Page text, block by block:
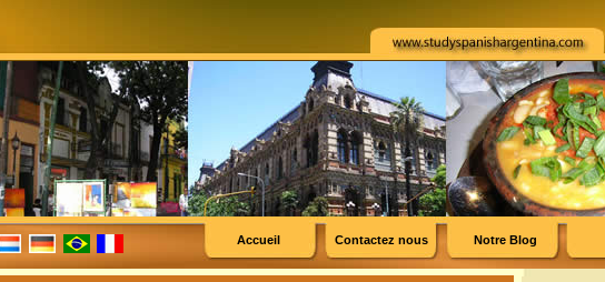
Notre Blog
Contactez nous
Accueil